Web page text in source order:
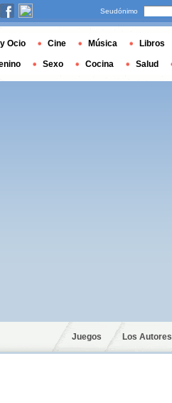
Juegos Los Autores
Seudónimo
Ocio Cine Música Libros
Sexo Cocina Salud